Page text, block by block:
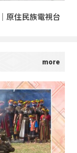
原住民族電視台